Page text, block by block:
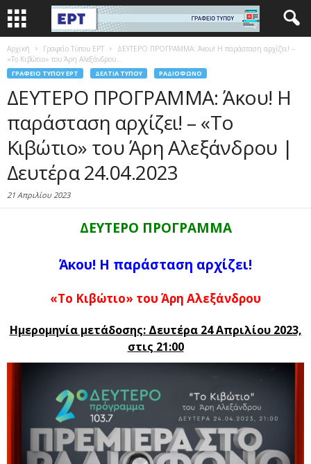
Αρχική Γραφείο Τύπου ΕΡΤ
ΔΕΥΤΕΡΟ ΠΡΟΓΡΑΜΜΑ: Άκου! Η παράσταση αρχίζει! –
«Το Κιβώτιο» του Άρη Αλεξάνδρου...
ΓΡΑΦΕΊΟ ΤΎΠΟΥ ΕΡΤ ΔΕΛΤΊΑ ΤΎΠΟΥ ΡΑΔΙΌΦΩΝΟ
ΔΕΥΤΕΡΟ ΠΡΟΓΡΑΜΜΑ: Άκου! Η
παράσταση αρχίζει! – «Το
Κιβώτιο» του Άρη Αλεξάνδρου |
Δευτέρα 24.04.2023
21 Απριλίου 2023
ΔΕΥΤΕΡΟ ΠΡΟΓΡΑΜΜΑ
Άκου! Η παράσταση αρχίζει!
«Το Κιβώτιο» του Άρη Αλεξάνδρου
Ημερομηνία μετάδοσης: Δευτέρα 24 Απριλίου 2023,
στις 21:00